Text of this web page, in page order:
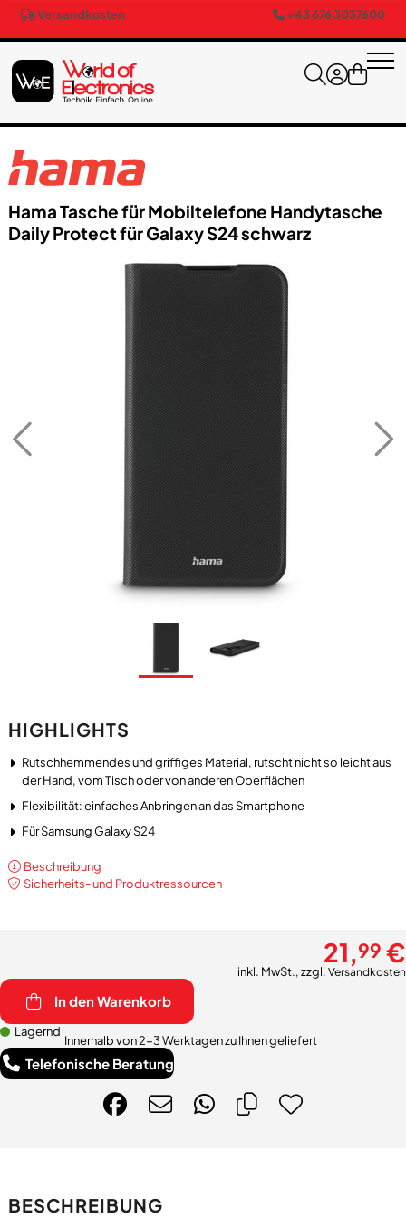
Versandkosten +43 676 3037600
Hama Tasche für Mobiltelefone Handytasche
Daily Protect für Galaxy S24 schwarz
HIGHLIGHTS
Rutschhemmendes und griffiges Material, rutscht nicht so leicht aus
der Hand, vom Tisch oder von anderen Oberflächen
Flexibilität: einfaches Anbringen an das Smartphone
Für Samsung Galaxy S24
Beschreibung
Sicherheits- und Produktressourcen
21,99 €
inkl. MwSt., zzgl. Versandkosten
In den Warenkorb
Lagernd
Innerhalb von 2-3 Werktagen zu Ihnen geliefert
Telefonische Beratung
BESCHREIBUNG